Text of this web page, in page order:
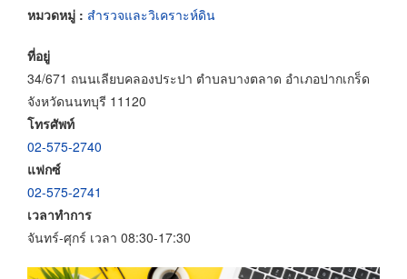
หมวดหมู่ : สำรวจและวิเคราะห์ดิน
ที่อยู่
34/671 ถนนเลียบคลองประปา ตำบลบางตลาด อำเภอปากเกร็ด
จังหวัดนนทบุรี 11120
โทรศัพท์
02-575-2740
แฟกซ์
02-575-2741
เวลาทำการ
จันทร์-ศุกร์ เวลา 08:30-17:30